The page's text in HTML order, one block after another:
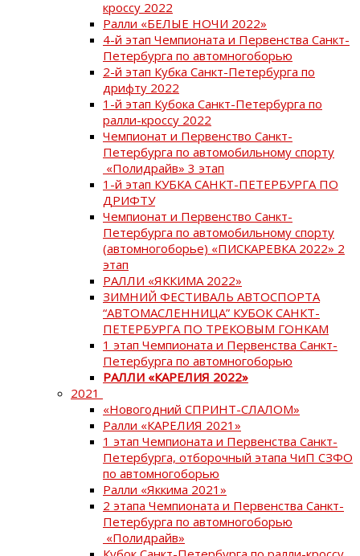
кроссу 2022
Ралли «БЕЛЫЕ НОЧИ 2022»
4-й этап Чемпионата и Первенства Санкт-
Петербурга по автомногоборью
2-й этап Кубка Санкт-Петербурга по
дрифту 2022
1-й этап Кубока Санкт-Петербурга по
ралли-кроссу 2022
Чемпионат и Первенство Санкт-
Петербурга по автомобильному спорту
«Полидрайв» 3 этап
1-й этап КУБКА САНКТ-ПЕТЕРБУРГА ПО
ДРИФТУ
Чемпионат и Первенство Санкт-
Петербурга по автомобильному спорту
(автомногоборье) «ПИСКАРЕВКА 2022» 2
этап
РАЛЛИ «ЯККИМА 2022»
ЗИМНИЙ ФЕСТИВАЛЬ АВТОСПОРТА
“АВТОМАСЛЕННИЦА” КУБОК САНКТ-
ПЕТЕРБУРГА ПО ТРЕКОВЫМ ГОНКАМ
1 этап Чемпионата и Первенства Санкт-
Петербурга по автомногоборью
РАЛЛИ «КАРЕЛИЯ 2022»
2021
«Новогодний СПРИНТ-СЛАЛОМ»
Ралли «КАРЕЛИЯ 2021»
1 этап Чемпионата и Первенства Санкт-
Петербурга, отборочный этапа ЧиП СЗФО
по автомногоборью
Ралли «Яккима 2021»
2 этапа Чемпионата и Первенства Санкт-
Петербурга по автомногоборью
«Полидрайв»